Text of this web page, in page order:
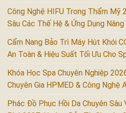
Công Nghệ HIFU Trong Thẩm Mỹ
Sâu Các Thế Hệ & Ứng Dụng
Cẩm Nang Bảo Trì Máy Hút Khói
An Toàn & Hiệu Suất Tối Ưu Cho
Khóa Học Spa Chuyên Nghiệp
Chuyên Gia HPMED & Công Nghệ
Phác Đồ Phục Hồi Da Chuyên